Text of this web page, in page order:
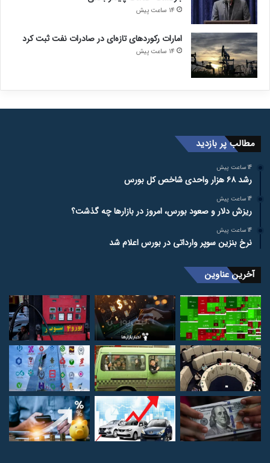
14 ساعت پیش
امارات رکورد‌های تازه‌ای در صادرات نفت ثبت کرد
14 ساعت پیش
مطالب پر بازدید
14 ساعت پیش
رشد ۶۸ هزار واحدی شاخص کل بورس
14 ساعت پیش
ریزش دلار و صعود بورس، امروز در بازارها چه گذشت؟
14 ساعت پیش
نرخ بنزین سوپر وارداتی در بورس اعلام شد
آخرین عناوین